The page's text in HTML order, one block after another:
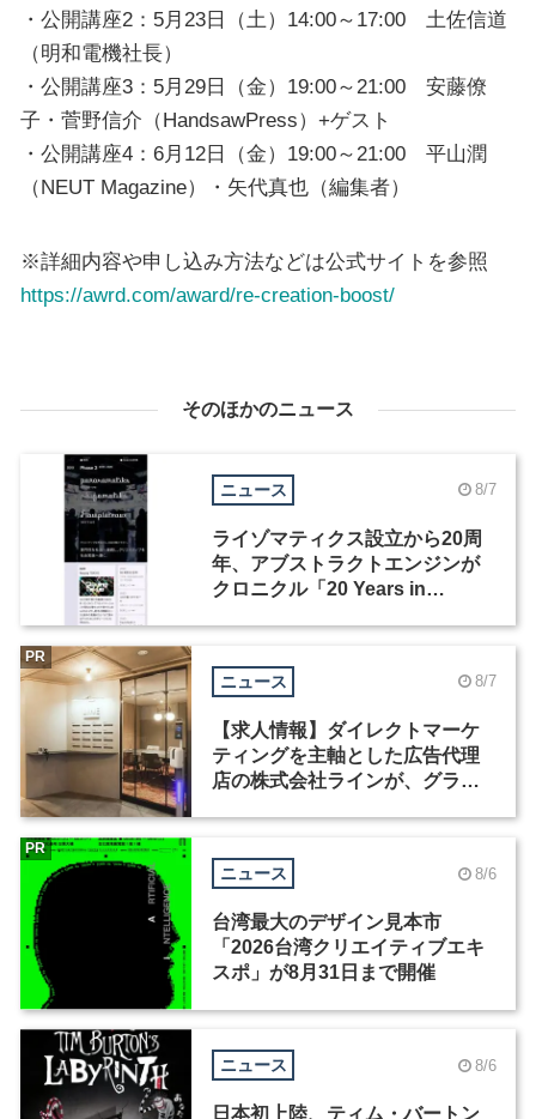
・公開講座2：5月23日（土）14:00～17:00 土佐信道
（明和電機社長）
・公開講座3：5月29日（金）19:00～21:00 安藤僚
子・菅野信介（HandsawPress）+ゲスト
・公開講座4：6月12日（金）19:00～21:00 平山潤
（NEUT Magazine）・矢代真也（編集者）
※詳細内容や申し込み方法などは公式サイトを参照
https://awrd.com/award/re-creation-boost/
そのほかのニュース
ニュース 8/7
ライゾマティクス設立から20周
年、アブストラクトエンジンが
クロニクル「20 Years in
ニュース 8/7
【求人情報】ダイレクトマーケ
ティングを主軸とした広告代理
店の株式会社ラインが、グラフ
PR
ニュース 8/6
台湾最大のデザイン見本市
「2026台湾クリエイティブエキ
スポ」が8月31日まで開催
PR
ニュース 8/6
日本初上陸、ティム・バートン